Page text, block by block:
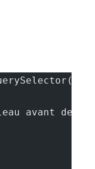
avant de